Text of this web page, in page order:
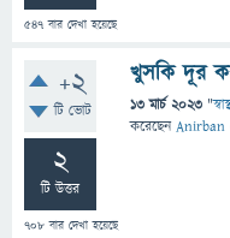
547 বার দেখা হয়েছে
+2
টি ভোট
2
টি উত্তর
708 বার দেখা হয়েছে
খুসকি দূর
13 মার্চ 2023 "
করেছেনAnirban